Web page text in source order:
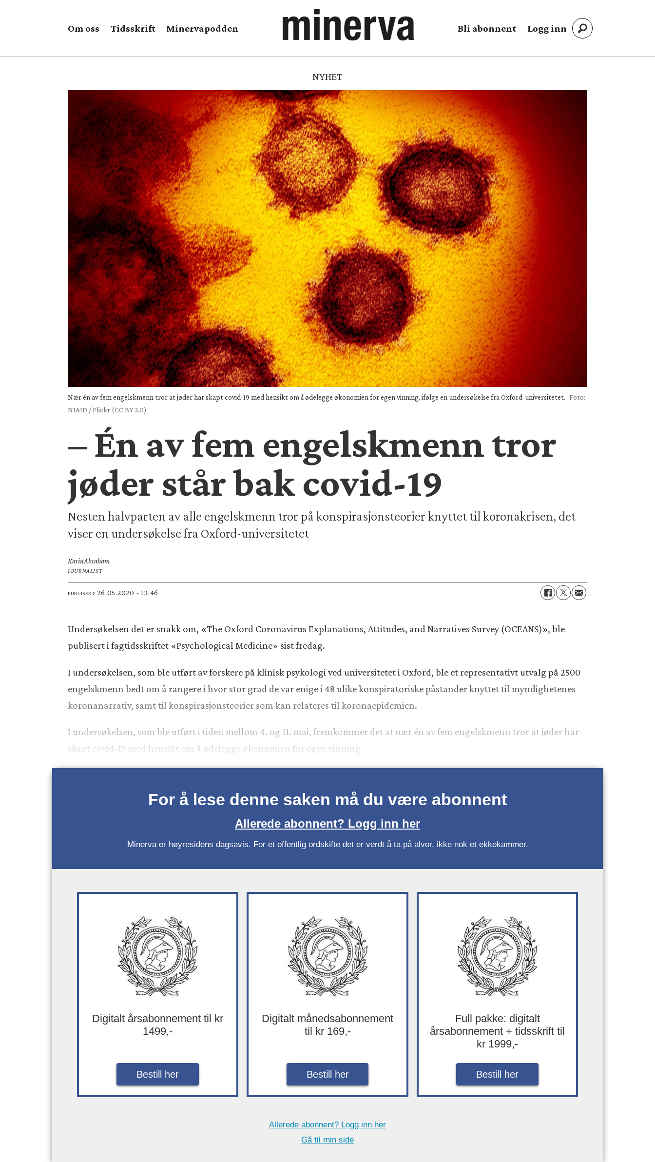
Om oss Tidsskrift Minervapodden Bli abonnent Logg inn
NYHET
Nær én av fem engelskmenn tror at jøder har skapt covid-19 med hensikt om å ødelegge økonomien for egen vinning, ifølge en undersøkelse fra Oxford-universitetet. Foto:
NIAID / Flickr (CC BY 2.0)
– Én av fem engelskmenn tror
jøder står bak covid-19
Nesten halvparten av alle engelskmenn tror på konspirasjonsteorier knyttet til koronakrisen, det
viser en undersøkelse fra Oxford-universitetet
KarinAbraham
JOURNALIST
PUBLISERT 26.05.2020 - 13:46
Undersøkelsen det er snakk om, «The Oxford Coronavirus Explanations, Attitudes, and Narratives Survey (OCEANS)», ble
publisert i fagtidsskriftet «Psychological Medicine» sist fredag.
I undersøkelsen, som ble utført av forskere på klinisk psykologi ved universitetet i Oxford, ble et representativt utvalg på 2500
engelskmenn bedt om å rangere i hvor stor grad de var enige i 48 ulike konspiratoriske påstander knyttet til myndighetenes
koronanarrativ, samt til konspirasjonsteorier som kan relateres til koronaepidemien.
I undersøkelsen, som ble utført i tiden mellom 4. og 11. mai, fremkommer det at nær én av fem engelskmenn tror at jøder har
skapt covid-19 med hensikt om å ødelegge økonomien for egen vinning.
For å lese denne saken må du være abonnent
Allerede abonnent? Logg inn her
Minerva er høyresidens dagsavis. For et offentlig ordskifte det er verdt å ta på alvor, ikke nok et ekkokammer.
Digitalt årsabonnement til kr
1499,-
Bestill her
Digitalt månedsabonnement
til kr 169,-
Bestill her
Full pakke: digitalt
årsabonnement + tidsskrift til
kr 1999,-
Bestill her
Allerede abonnent? Logg inn her
Gå til min side